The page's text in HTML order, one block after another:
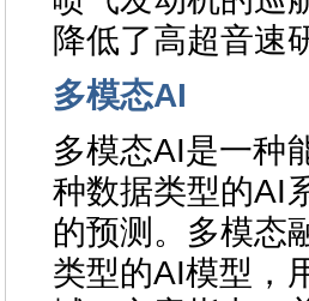
降低了高超音速
多模态AI
多模态AI是一种
种数据类型的AI
的预测。多模态
类型的AI模型，